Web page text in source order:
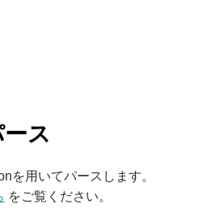
ス
を用いてパースします。
をご覧ください。